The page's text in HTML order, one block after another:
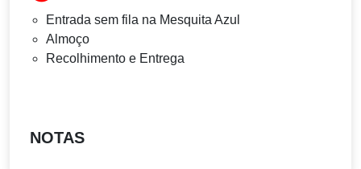
Entrada sem fila na Mesquita Azul
Almoço
Recolhimento e Entrega
NOTAS